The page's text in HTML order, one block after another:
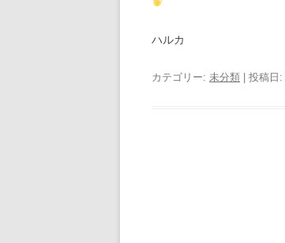
ハルカ
カテゴリー: 未分類 | 投稿日: